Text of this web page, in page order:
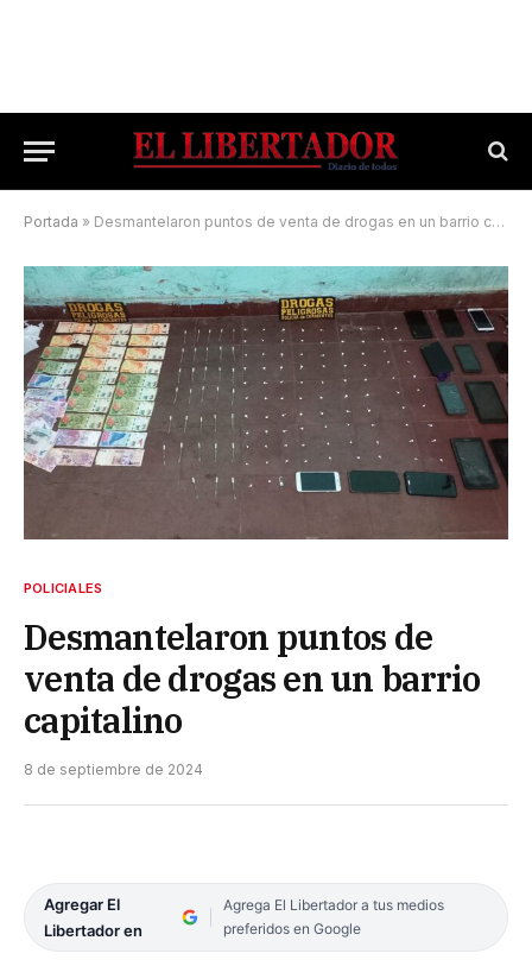
Portada » Desmantelaron puntos de venta de drogas en un barrio capitalino
POLICIALES
Desmantelaron puntos de
venta de drogas en un barrio
capitalino
8 de septiembre de 2024
Agregar El
Libertador en
Agrega El Libertador a tus medios
preferidos en Google